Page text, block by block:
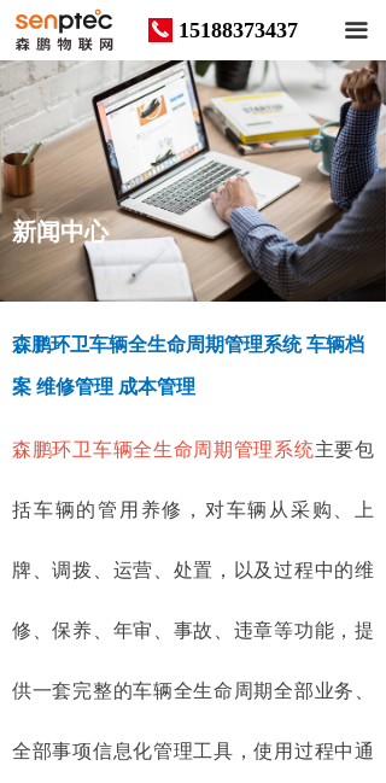
끀
끅 15188373437
森鹏环卫车辆全生命周期管理系统 车辆档
案 维修管理 成本管理
森鹏环卫车辆全生命周期管理系统主要包
括车辆的管用养修，对车辆从采购、上
牌、调拨、运营、处置，以及过程中的维
修、保养、年审、事故、违章等功能， 提
供一套完整的车辆全生命周期全部业务、
全部事项信息化管理工具，使用过程中通
News
新闻中心